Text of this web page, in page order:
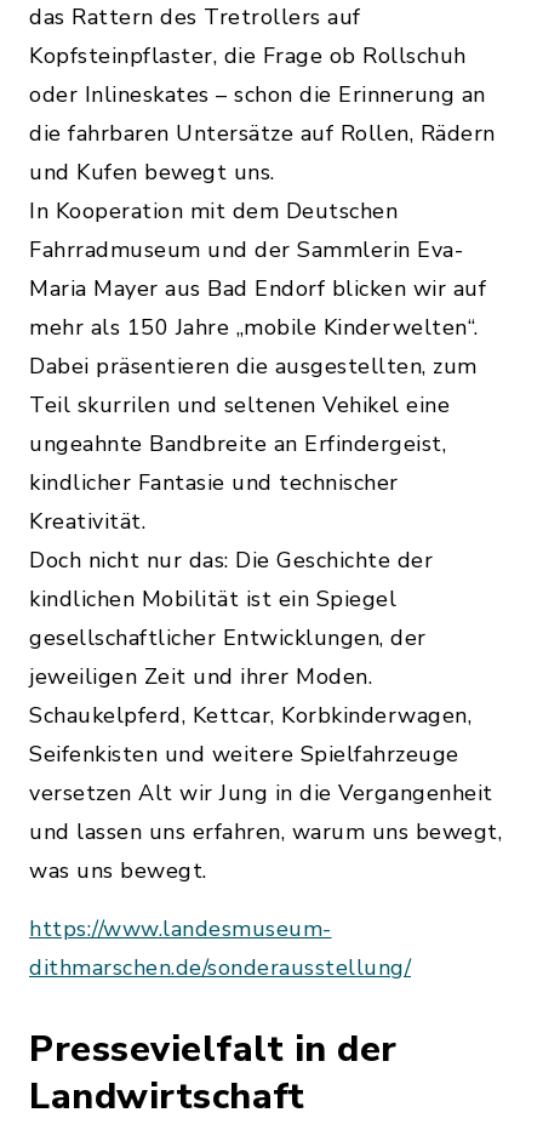
das Rattern des Tretrollers auf
Kopfsteinpflaster, die Frage ob Rollschuh
oder Inlineskates – schon die Erinnerung an
die fahrbaren Untersätze auf Rollen, Rädern
und Kufen bewegt uns.
In Kooperation mit dem Deutschen
Fahrradmuseum und der Sammlerin Eva-
Maria Mayer aus Bad Endorf blicken wir auf
mehr als 150 Jahre „mobile Kinderwelten“.
Dabei präsentieren die ausgestellten, zum
Teil skurrilen und seltenen Vehikel eine
ungeahnte Bandbreite an Erfindergeist,
kindlicher Fantasie und technischer
Kreativität.
Doch nicht nur das: Die Geschichte der
kindlichen Mobilität ist ein Spiegel
gesellschaftlicher Entwicklungen, der
jeweiligen Zeit und ihrer Moden.
Schaukelpferd, Kettcar, Korbkinderwagen,
Seifenkisten und weitere Spielfahrzeuge
versetzen Alt wir Jung in die Vergangenheit
und lassen uns erfahren, warum uns bewegt,
was uns bewegt.
https://www.landesmuseum-
dithmarschen.de/sonderausstellung/
Pressevielfalt in der
Landwirtschaft